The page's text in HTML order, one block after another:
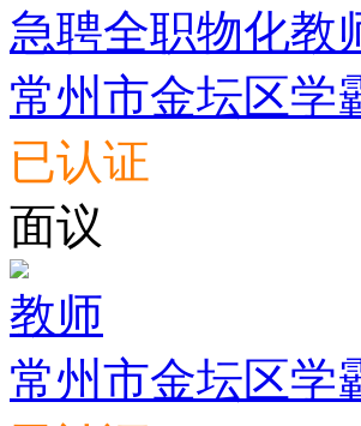
急聘全职物化教
常州市金坛区学
已认证
面议
教师
常州市金坛区学